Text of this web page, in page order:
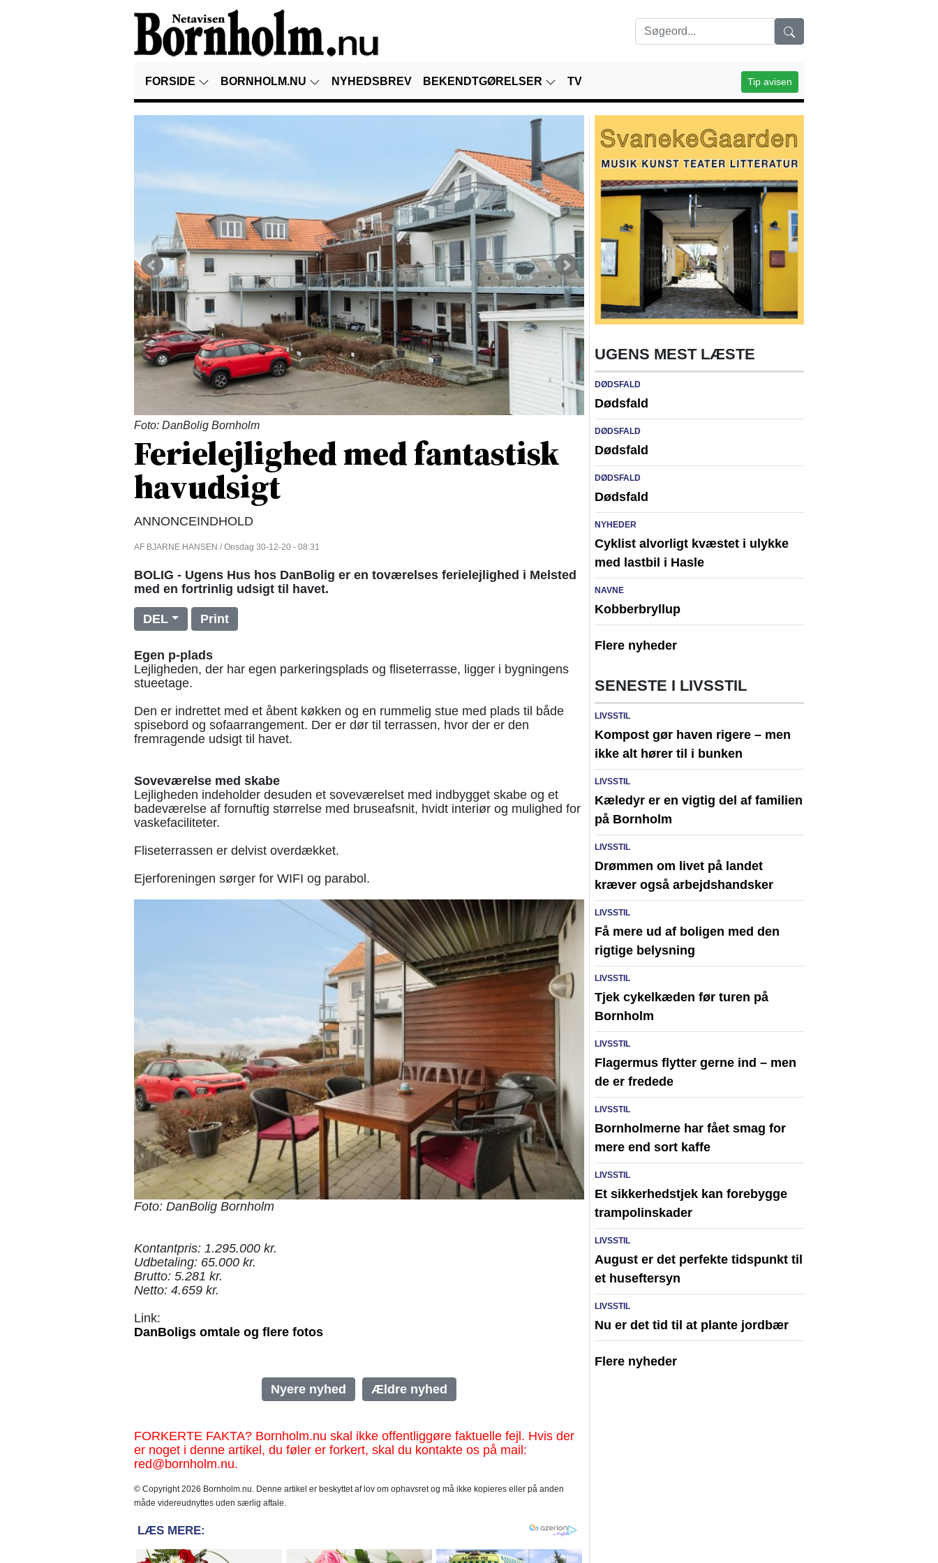
FORSIDE BORNHOLM.NU NYHEDSBREV BEKENDTGØRELSER TV Tip avisen
Foto: DanBolig Bornholm
Ferielejlighed med fantastisk
havudsigt
ANNONCEINDHOLD
AF BJARNE HANSEN / Onsdag 30-12-20 - 08:31
BOLIG - Ugens Hus hos DanBolig er en toværelses ferielejlighed i Melsted
med en fortrinlig udsigt til havet.
DEL Print
Egen p-plads
Lejligheden, der har egen parkeringsplads og fliseterrasse, ligger i bygningens
stueetage.
Den er indrettet med et åbent køkken og en rummelig stue med plads til både
spisebord og sofaarrangement. Der er dør til terrassen, hvor der er den
fremragende udsigt til havet.
Soveværelse med skabe
Lejligheden indeholder desuden et soveværelset med indbygget skabe og et
badeværelse af fornuftig størrelse med bruseafsnit, hvidt interiør og mulighed for
vaskefaciliteter.
Fliseterrassen er delvist overdækket.
Ejerforeningen sørger for WIFI og parabol.
Foto: DanBolig Bornholm
Kontantpris: 1.295.000 kr.
Udbetaling: 65.000 kr.
Brutto: 5.281 kr.
Netto: 4.659 kr.
Link:
DanBoligs omtale og flere fotos
Nyere nyhed Ældre nyhed
FORKERTE FAKTA? Bornholm.nu skal ikke offentliggøre faktuelle fejl. Hvis der
er noget i denne artikel, du føler er forkert, skal du kontakte os på mail:
red@bornholm.nu.
© Copyright 2026 Bornholm.nu. Denne artikel er beskyttet af lov om ophavsret og må ikke kopieres eller på anden
måde videreudnyttes uden særlig aftale.
UGENS MEST LÆSTE
DØDSFALD
Dødsfald
DØDSFALD
Dødsfald
DØDSFALD
Dødsfald
NYHEDER
Cyklist alvorligt kvæstet i ulykke
med lastbil i Hasle
NAVNE
Kobberbryllup
Flere nyheder
SENESTE I LIVSSTIL
LIVSSTIL
Kompost gør haven rigere – men
ikke alt hører til i bunken
LIVSSTIL
Kæledyr er en vigtig del af familien
på Bornholm
LIVSSTIL
Drømmen om livet på landet
kræver også arbejdshandsker
LIVSSTIL
Få mere ud af boligen med den
rigtige belysning
LIVSSTIL
Tjek cykelkæden før turen på
Bornholm
LIVSSTIL
Flagermus flytter gerne ind – men
de er fredede
LIVSSTIL
Bornholmerne har fået smag for
mere end sort kaffe
LIVSSTIL
Et sikkerhedstjek kan forebygge
trampolinskader
LIVSSTIL
August er det perfekte tidspunkt til
et huseftersyn
LIVSSTIL
Nu er det tid til at plante jordbær
Flere nyheder